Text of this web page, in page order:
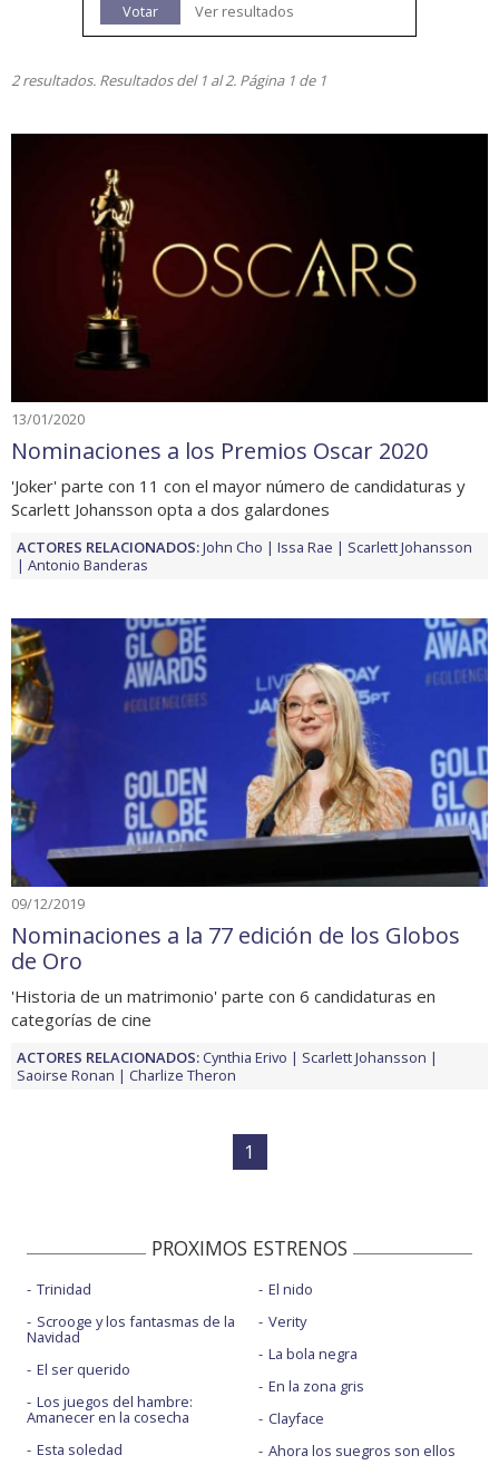
Votar
Ver resultados
2 resultados. Resultados del 1 al 2. Página 1 de 1
13/01/2020
Nominaciones a los Premios Oscar 2020
'Joker' parte con 11 con el mayor número de candidaturas y
Scarlett Johansson opta a dos galardones
ACTORES RELACIONADOS:John Cho Issa Rae
Scarlett Johansson
Antonio Banderas
09/12/2019
Nominaciones a la 77 edición de los Globos
de Oro
'Historia de un matrimonio' parte con 6 candidaturas en
categorías de cine
ACTORES RELACIONADOS:Cynthia Erivo
Scarlett Johansson
Saoirse Ronan
Charlize Theron
1
PROXIMOS ESTRENOS
Trinidad
Scrooge y los fantasmas de la
Navidad
El ser querido
Los juegos del hambre:
Amanecer en la cosecha
Esta soledad
El nido
Verity
La bola negra
En la zona gris
Clayface
Ahora los suegros son ellos